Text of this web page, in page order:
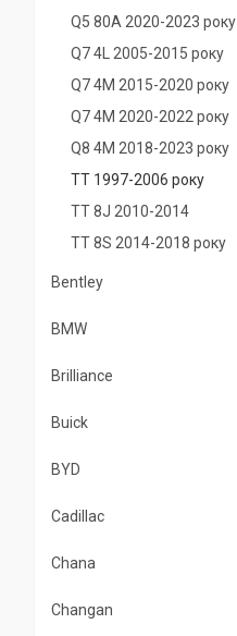
Q5 80A 2020-2023 року
Q7 4L 2005-2015 року
Q7 4M 2015-2020 року
Q7 4M 2020-2022 року
Q8 4M 2018-2023 року
TT 1997-2006 року
TT 8J 2010-2014
TT 8S 2014-2018 року
Bentley
BMW
Brilliance
Buick
BYD
Cadillac
Chana
Changan